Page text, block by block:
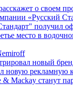
о своем
«Русский
получил
место в
новый
новую рекламную
& Mackay станут